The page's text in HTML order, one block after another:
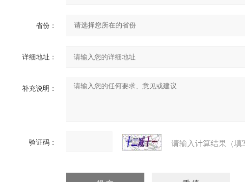
省份：
详细地址：
补充说明：
验证码： 请输入计算结果（填